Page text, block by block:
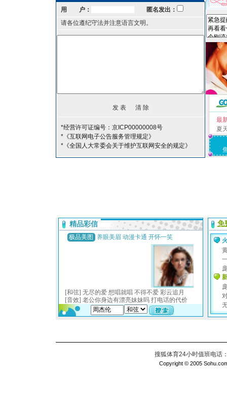
用 户：
匿名发出：
请各位遵纪守法并注意语言文明。
*经营许可证编号：京ICP00000008号
*《互联网电子公告服务管理规定》
*《全国人大常委会关于维护互联网安全的规定》
最
夏
搜狐体育24小时值班电话
Copyright © 2005